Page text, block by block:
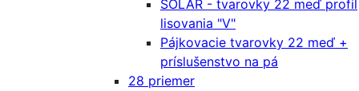
SOLÁR - tvarovky 22 meď profil
lisovania "V"
Pájkovacie tvarovky 22 meď +
príslušenstvo na pá
28 priemer